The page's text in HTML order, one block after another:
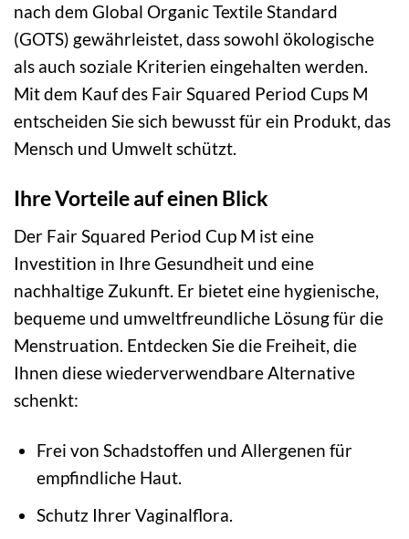
nach dem Global Organic Textile Standard
(GOTS) gewährleistet, dass sowohl ökologische
als auch soziale Kriterien eingehalten werden.
Mit dem Kauf des Fair Squared Period Cups M
entscheiden Sie sich bewusst für ein Produkt, das
Mensch und Umwelt schützt.
Ihre Vorteile auf einen Blick
Der Fair Squared Period Cup M ist eine
Investition in Ihre Gesundheit und eine
nachhaltige Zukunft. Er bietet eine hygienische,
bequeme und umweltfreundliche Lösung für die
Menstruation. Entdecken Sie die Freiheit, die
Ihnen diese wiederverwendbare Alternative
schenkt:
Frei von Schadstoffen und Allergenen für
empfindliche Haut.
Schutz Ihrer Vaginalflora.